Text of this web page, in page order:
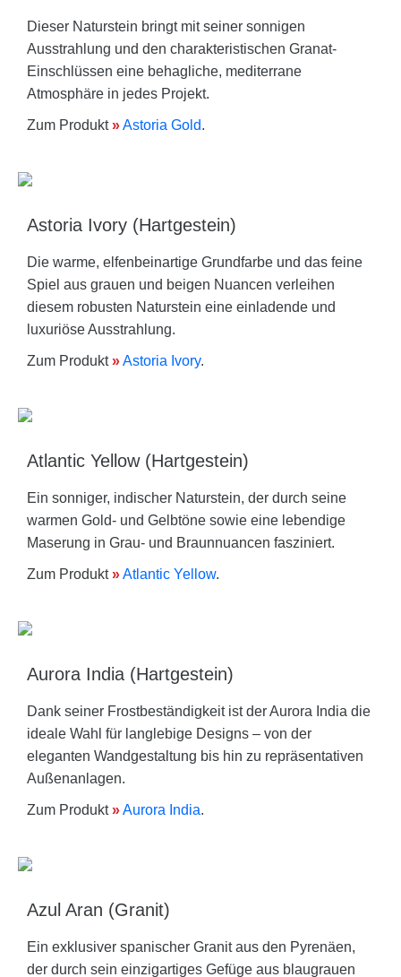
Dieser Naturstein bringt mit seiner sonnigen
Ausstrahlung und den charakteristischen Granat-
Einschlüssen eine behagliche, mediterrane
Atmosphäre in jedes Projekt.
Zum Produkt»Astoria Gold.
Astoria Ivory (Hartgestein)
Die warme, elfenbeinartige Grundfarbe und das feine
Spiel aus grauen und beigen Nuancen verleihen
diesem robusten Naturstein eine einladende und
luxuriöse Ausstrahlung.
Zum Produkt»Astoria Ivory.
Atlantic Yellow (Hartgestein)
Ein sonniger, indischer Naturstein, der durch seine
warmen Gold- und Gelbtöne sowie eine lebendige
Maserung in Grau- und Braunnuancen fasziniert.
Zum Produkt»Atlantic Yellow.
Aurora India (Hartgestein)
Dank seiner Frostbeständigkeit ist der Aurora India die
ideale Wahl für langlebige Designs – von der
eleganten Wandgestaltung bis hin zu repräsentativen
Außenanlagen.
Zum Produkt»Aurora India.
Azul Aran (Granit)
Ein exklusiver spanischer Granit aus den Pyrenäen,
der durch sein einzigartiges Gefüge aus blaugrauen